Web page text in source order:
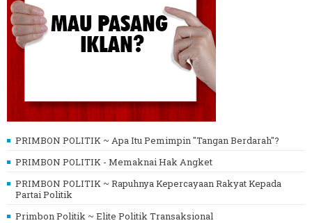
PRIMBON POLITIK ~ Apa Itu Pemimpin "Tangan Berdarah"?
PRIMBON POLITIK - Memaknai Hak Angket
PRIMBON POLITIK ~ Rapuhnya Kepercayaan Rakyat Kepada
Partai Politik
Primbon Politik ~ Elite Politik Transaksional